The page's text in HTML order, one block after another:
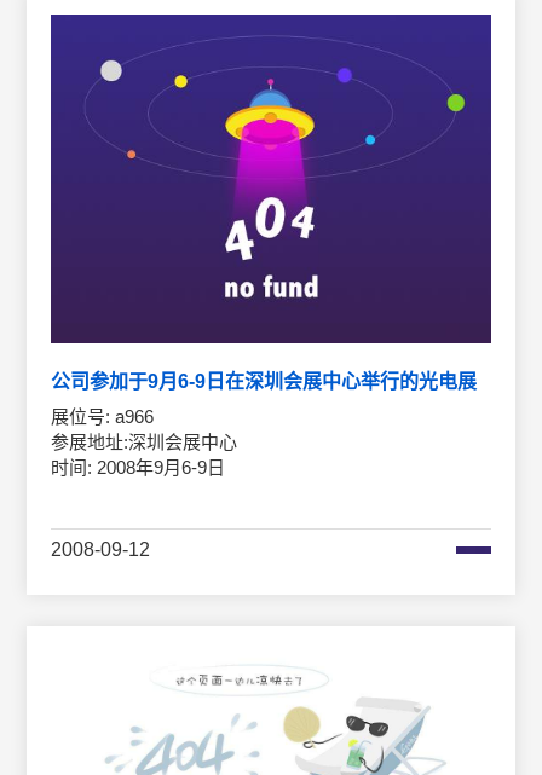
公司参加于9月6-9日在深圳会展中心举行的光电展
展位号: a966
参展地址:深圳会展中心
时间: 2008年9月6-9日
2008-09-12